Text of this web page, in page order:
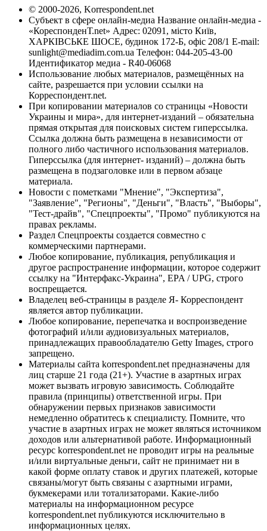
© 2000-2026, Korrespondent.net
Субъект в сфере онлайн-медиа Название онлайн-медиа -
«КореспонденТ.net» Адрес: 02091, місто Київ,
ХАРКІВСЬКЕ ШОСЕ, будинок 172-Б, офіс 208/1 E-mail:
sunlight@mediadim.com.ua Телефон: 044-205-43-00
Идентификатор медиа - R40-06068
Использование любых материалов, размещённых на
сайте, разрешается при условии ссылки на
Корреспондент.net.
При копировании материалов со страницы «Новости
Украины и мира», для интернет-изданий – обязательна
прямая открытая для поисковых систем гиперссылка.
Ссылка должна быть размещена в независимости от
полного либо частичного использования материалов.
Гиперссылка (для интернет- изданий) – должна быть
размещена в подзаголовке или в первом абзаце
материала.
Новости с пометками "Мнение", "Экспертиза",
"Заявление", "Регионы", "Деньги", "Власть", "Выборы",
"Тест-драйв", "Спецпроекты", "Промо" публикуются на
правах рекламы.
Раздел Спецпроекты создается совместно с
коммерческими партнерами.
Любое копирование, публикация, републикация и
другое распространение информации, которое содержит
ссылку на "Интерфакс-Украина", EPA / UPG, строго
воспрещается.
Владелец веб-страницы в разделе Я- Корреспондент
является автор публикации.
Любое копирование, перепечатка и воспроизведение
фотографий и/или аудиовизуальных материалов,
принадлежащих правообладателю Getty Images, строго
запрещено.
Материалы сайта korrespondent.net предназначены для
лиц старше 21 года (21+). Участие в азартных играх
может вызвать игровую зависимость. Соблюдайте
правила (принципы) ответственной игры. При
обнаружении первых признаков зависимости
немедленно обратитесь к специалисту. Помните, что
участие в азартных играх не может являться источником
доходов или альтернативой работе. Информационный
ресурс korrespondent.net не проводит игры на реальные
и/или виртуальные деньги, сайт не принимает ни в
какой форме оплату ставок и других платежей, которые
связаны/могут быть связаны с азартными играми,
букмекерами или тотализаторами. Какие-либо
материалы на информационном ресурсе
korrespondent.net публикуются исключительно в
информационных целях.